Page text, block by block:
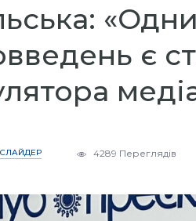
є
СЛАЙДЕР 4289 Переглядів